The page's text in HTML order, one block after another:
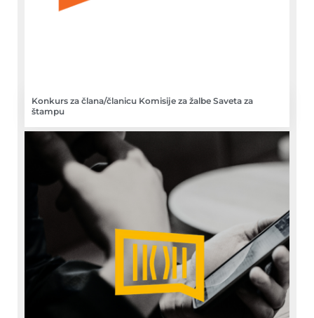
Konkurs za člana/članicu Komisije za žalbe Saveta za
štampu